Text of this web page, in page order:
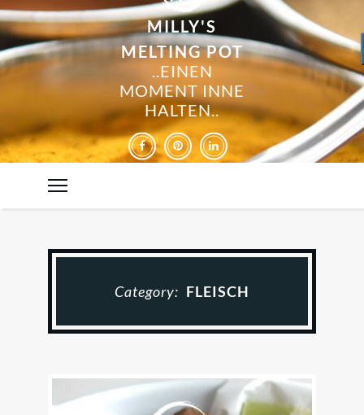
MILLY'S
MELTING POT
..EINEN
MOMENT INNE
HALTEN..
Category: FLEISCH